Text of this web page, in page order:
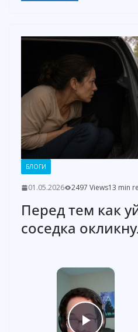
БЛОГИ
01.05.2026 2497 Views13 min
Перед тем как
соседка
×